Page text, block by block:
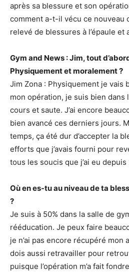
après sa blessure et son
comment a-t-il vécu ce nouveau
relevé de blessures à l’épaule et
Gym and News : Jim, tout
Physiquement et moralement ?
Jim Zona : Physiquement je vais
mon opération, je suis bien dans
cours et saute. J’ai encore
bien avancé ces derniers jours.
temps, ça été dur d’accepter la
efforts que j’avais fourni pour
tous les soucis que j’ai eu depuis
Où en es-tu au niveau de ta
?
Je suis à 50% dans la salle de
rééducation. Je peux faire
je n’ai pas encore récupéré mon
dois aussi retravailler pour
puisque l’opération m’a fait